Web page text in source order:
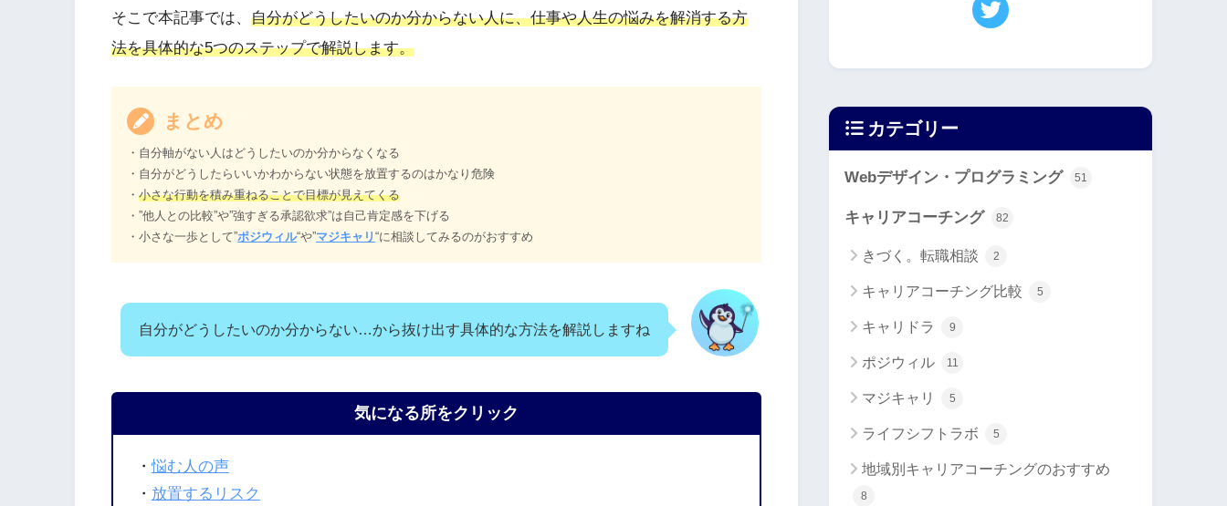
そこで本記事では、 自分がどうしたいのか分からない人に、仕事や人生の悩みを解消する方
法を具体的な5つのステップで解説します。
まとめ
・自分軸がない人はどうしたいのか分からなくなる
・自分がどうしたらいいかわからない状態を放置するのはかなり危険
・小さな行動を積み重ねることで目標が見えてくる
・”他人との比較”や”強すぎる承認欲求”は自己肯定感を下げる
・小さな一歩として”ポジウィル“や”マジキャリ“に相談してみるのがおすすめ
自分がどうしたいのか分からない…から抜け出す具体的な方法を解説しますね
気になる所をクリック
・悩む人の声
・ 放置するリスク
カテゴリー
Webデザイン・プログラミング 51
キャリアコーチング 82
きづく。転職相談 2
キャリアコーチング比較 5
キャリドラ 9
ポジウィル 11
マジキャリ 5
ライフシフトラボ 5
地域別キャリアコーチングのおすすめ
8